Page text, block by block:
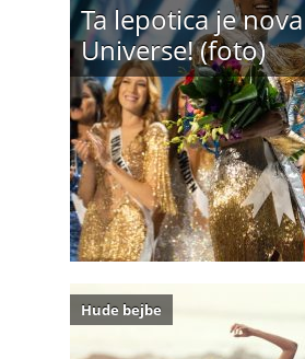
Ta lepotica je
Universe! (foto)
Hude bejbe